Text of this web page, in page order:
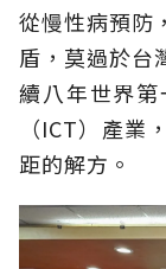
從慢性病預防
盾，莫過於
續八年世界
（ICT）產業
距的解方。